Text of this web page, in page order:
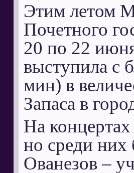
Этим летом
Почетного
20 по 22
выступила с
мин) в
Запаса в
На
но среди
Ованезов –